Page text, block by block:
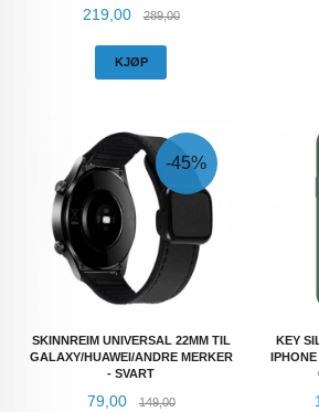
Tilbud
219,00 289,00Rabatt
KJØP
SKINNREIM UNIVERSAL 22MM TIL
GALAXY/HUAWEI/ANDRE MERKER
- SVART
Tilbud
79,00 149,00Rabatt
-45%
KEY